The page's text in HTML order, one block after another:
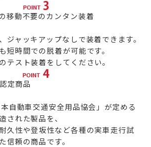
移動不要のカンタン装着
ジャッキアップなしで装着できます。
短時間での脱着が可能です。
テスト装着をしてください。
定商品
本自動車交通安全用品協会」が定める
された製品を、
久性や登坂性など各種の実車走行試
信頼の商品です。